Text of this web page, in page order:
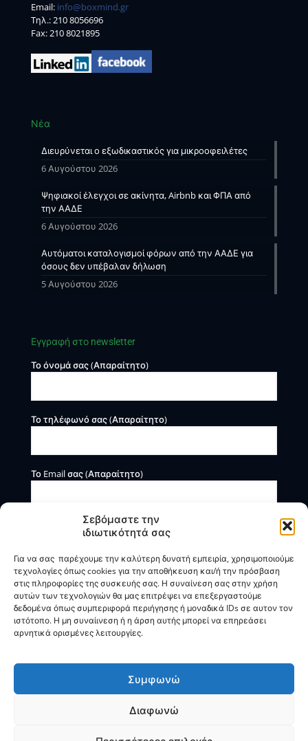
Σεβόμαστε την
ιδιωτικότητά σας
Για να σας παρέχουμε την καλύτερη δυνατή εμπειρία, χρησιμοποιούμε
τεχνολογίες όπως cookies για την αποθήκευση και/ή την πρόσβαση
στις πληροφορίες της συσκευής σας. Η συναίνεση σας στην χρήση
αυτών των τεχνολογιών θα μας επιτρέψει να επεξεργαστούμε
δεδομένα όπως συμπεριφορά περιήγησης ή μοναδικά IDs σε αυτον τον
ιστότοπο. Η μη συναίινεση ή η άρση αυτής μπορεί να επηρεάσει
αρνητικά ορισμένες λειτουργίες.
Συμφωνώ
Διαφωνώ
Email: info@boxmind.gr
Tηλ.:210 8056696
Fax: 210 8021895
Νέα
Διευρύνεται ο εξωδικαστικός για μικροοφειλέτες
6 Αυγούστου 2026
Ψηφιακοί έλεγχοι σε ακίνητα, Airbnb και ΦΠΑ από
την ΑΑΔΕ
6 Αυγούστου 2026
Αυτόματοι καταλογισμοί φόρων από την ΑΑΔΕ για
όσους δεν υπέβαλαν δήλωση
5 Αυγούστου 2026
Εγγραφή στο newsletter
Το όνομά σας (Απαραίτητο)
Το τηλέφωνό σας (Απαραίτητο)
Το Email σας (Απαραίτητο)
Η BOXmind παρέχει πληροφοριακές και συμβουλευτικές
υπηρεσίες. Δεν προσφέρει υπηρεσίες ρύθμισης ή
διαγραφής οφειλών.
byVNG